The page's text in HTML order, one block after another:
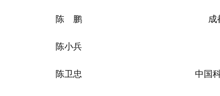
陈 鹏 成
陈小兵
陈卫忠 中国